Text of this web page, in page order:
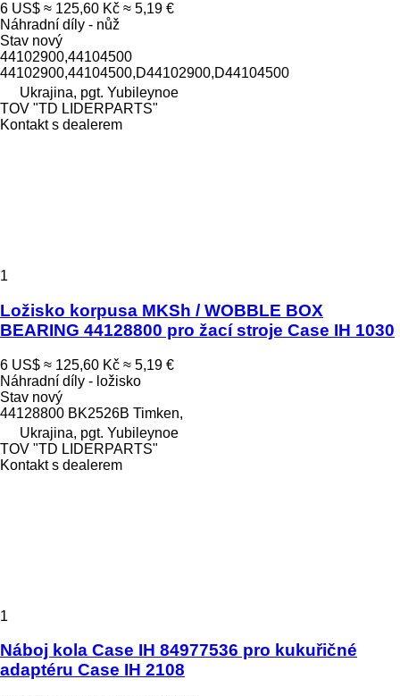
6 US$ ≈ 125,60 Kč ≈ 5,19 €
Náhradní díly - nůž
Stav nový
44102900,44104500
44102900,44104500,D44102900,D44104500
Ukrajina, pgt. Yubileynoe
TOV "TD LIDERPARTS"
Kontakt s dealerem
1
Ložisko korpusa MKSh / WOBBLE BOX
BEARING 44128800 pro žací stroje Case IH 1030
6 US$ ≈ 125,60 Kč ≈ 5,19 €
Náhradní díly - ložisko
Stav nový
44128800 BK2526B Timken,
Ukrajina, pgt. Yubileynoe
TOV "TD LIDERPARTS"
Kontakt s dealerem
1
Náboj kola Case IH 84977536 pro kukuřičné
adaptéru Case IH 2108